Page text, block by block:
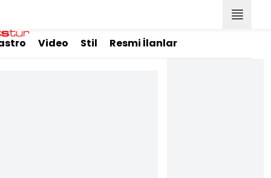
Video Stil Resmi İlanlar